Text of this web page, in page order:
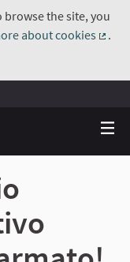
browse the site, you
about cookies
.